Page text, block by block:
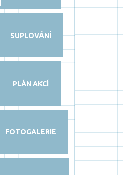
SUPLOVÁNÍ
PLÁN AKCÍ
FOTOGALERIE